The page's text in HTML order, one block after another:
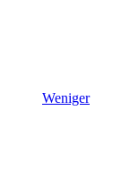
Weniger